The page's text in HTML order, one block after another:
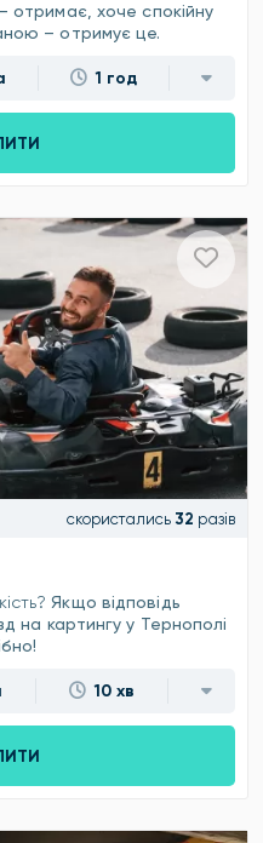
отримає, хоче спокійну
– отримує це.
1 год
скористались 32 разів
Якщо відповідь
на картингу у Тернополі
10 хв